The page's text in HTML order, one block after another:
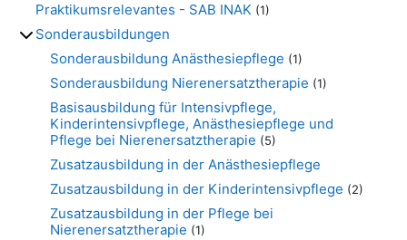
Praktikumsrelevantes - SAB INAK (1)
Sonderausbildungen
Sonderausbildung Anästhesiepflege (1)
Sonderausbildung Nierenersatztherapie (1)
Basisausbildung für Intensivpflege,
Kinderintensivpflege, Anästhesiepflege und
Pflege bei Nierenersatztherapie (5)
Zusatzausbildung in der Anästhesiepflege
Zusatzausbildung in der Kinderintensivpflege (2)
Zusatzausbildung in der Pflege bei
Nierenersatztherapie (1)